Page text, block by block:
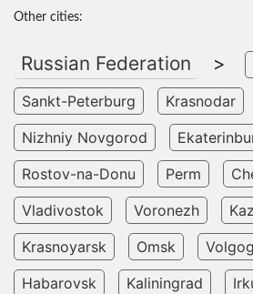
Other cities:
Russian Federation >
Sankt-Peterburg
Krasnodar
Nizhniy Novgorod
Rostov-na-Donu
Perm
Vladivostok
Voronezh
Krasnoyarsk
Omsk
Habarovsk
Kaliningrad